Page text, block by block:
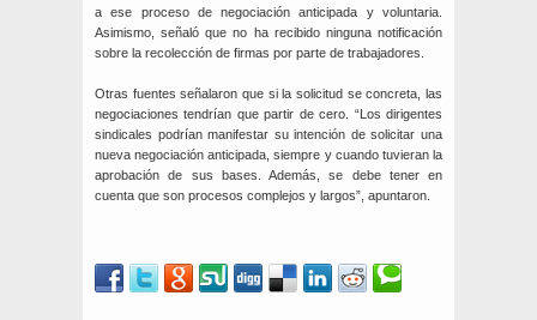
a ese proceso de negociación anticipada y voluntaria.
Asimismo, señaló que no ha recibido ninguna notificación
sobre la recolección de firmas por parte de trabajadores.
Otras fuentes señalaron que si la solicitud se concreta, las
negociaciones tendrían que partir de cero. “Los dirigentes
sindicales podrían manifestar su intención de solicitar una
nueva negociación anticipada, siempre y cuando tuvieran la
aprobación de sus bases. Además, se debe tener en
cuenta que son procesos complejos y largos”, apuntaron.